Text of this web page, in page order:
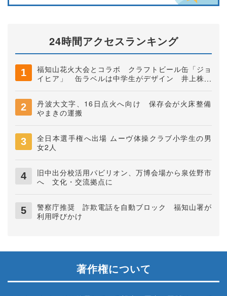
24時間アクセスランキング
福知山花火大会とコラボ クラフトビール缶「ジョ
イヒア」 缶ラベルは中学生がデザイン 井上株式
丹波大文字、16日点火へ向け 保存会が火床整備
やまきの運搬
全日本選手権へ出場 ムーヴ体操クラブ小学生の男
女2人
旧中出分校活用パビリオン、万博会場から泉佐野市
へ 文化・交流拠点に
警察庁推奨 詐欺電話を自動ブロック 福知山署が
利用呼びかけ
著作権について